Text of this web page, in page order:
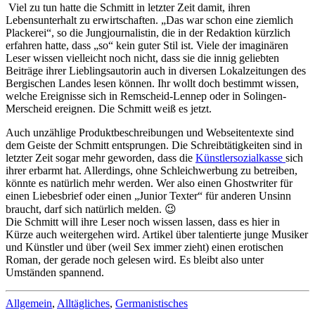
Viel zu tun hatte die Schmitt in letzter Zeit damit, ihren
Lebensunterhalt zu erwirtschaften. „Das war schon eine ziemlich
Plackerei“, so die Jungjournalistin, die in der Redaktion kürzlich
erfahren hatte, dass „so“ kein guter Stil ist. Viele der imaginären
Leser wissen vielleicht noch nicht, dass sie die innig geliebten
Beiträge ihrer Lieblingsautorin auch in diversen Lokalzeitungen des
Bergischen Landes lesen können. Ihr wollt doch bestimmt wissen,
welche Ereignisse sich in Remscheid-Lennep oder in Solingen-
Merscheid ereignen. Die Schmitt weiß es jetzt.
Auch unzählige Produktbeschreibungen und Webseitentexte sind
dem Geiste der Schmitt entsprungen. Die Schreibtätigkeiten sind in
letzter Zeit sogar mehr geworden, dass die Künstlersozialkasse sich
ihrer erbarmt hat. Allerdings, ohne Schleichwerbung zu betreiben,
könnte es natürlich mehr werden. Wer also einen Ghostwriter für
einen Liebesbrief oder einen „Junior Texter“ für anderen Unsinn
braucht, darf sich natürlich melden. 😉
Die Schmitt will ihre Leser noch wissen lassen, dass es hier in
Kürze auch weitergehen wird. Artikel über talentierte junge Musiker
und Künstler und über (weil Sex immer zieht) einen erotischen
Roman, der gerade noch gelesen wird. Es bleibt also unter
Umständen spannend.
Allgemein, Alltägliches, Germanistisches